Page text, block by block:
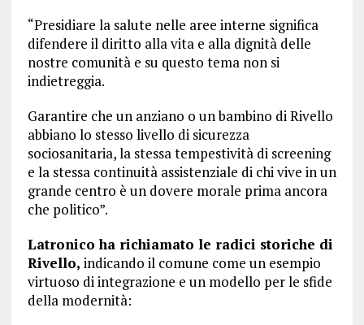
“Presidiare la salute nelle aree interne significa
difendere il diritto alla vita e alla dignità delle
nostre comunità e su questo tema non si
indietreggia.
Garantire che un anziano o un bambino di Rivello
abbiano lo stesso livello di sicurezza
sociosanitaria, la stessa tempestività di screening
e la stessa continuità assistenziale di chi vive in un
grande centro è un dovere morale prima ancora
che politico”.
Latronico ha richiamato le radici storiche di
Rivello, indicando il comune come un esempio
virtuoso di integrazione e un modello per le sfide
della modernità: